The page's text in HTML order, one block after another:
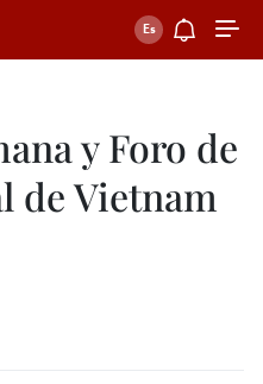
y Foro de
de Vietnam